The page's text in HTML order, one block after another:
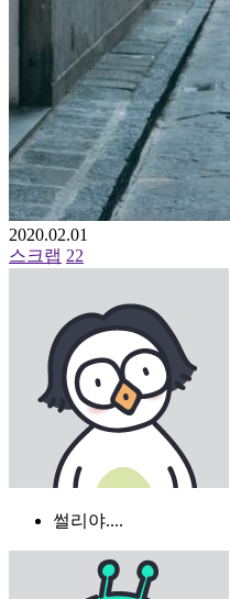
2020.02.01
스크랩 22
썰리야....